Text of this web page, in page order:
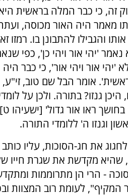
זה, כי כבר המלה בראשית
מאמר היה האור מכוסה,
והגבילו להתבונן בו. רמזו
'יהי אור ויהי כן', כפי
'יהי אור ויהי אור', כי כבר
אומר הבל שם טוב, זי"ע,
היכן גנזו? בתורה. ולכן על
ראו אור גדול' [ישעיהו ט]
וגנזו ה' ללומדי התורה.
את חג-הסוכות, עליו
שהיא מקדשת את שגרת חייו
- הרי הן מתרוממות
לעומת רוב המצוות